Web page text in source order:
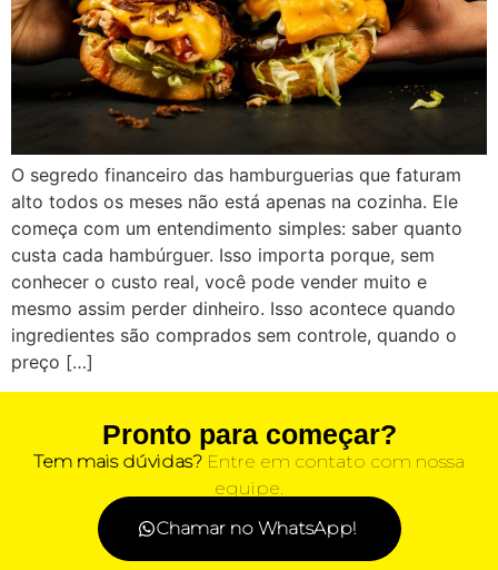
O segredo financeiro das hamburguerias que faturam
alto todos os meses não está apenas na cozinha. Ele
começa com um entendimento simples: saber quanto
custa cada hambúrguer. Isso importa porque, sem
conhecer o custo real, você pode vender muito e
mesmo assim perder dinheiro. Isso acontece quando
ingredientes são comprados sem controle, quando o
preço […]
Pronto para começar?
Tem mais dúvidas? Entre em contato com nossa
equipe.
Chamar no WhatsApp!